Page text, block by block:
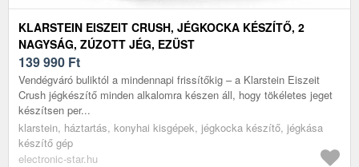
KLARSTEIN EISZEIT CRUSH, JÉGKOCKA KÉSZÍTŐ, 2
NAGYSÁG, ZÚZOTT JÉG, EZÜST
139 990 Ft
Vendégváró buliktól a mindennapi frissítőkig – a Klarstein Eiszeit
Crush jégkészítő minden alkalomra készen áll, hogy tökéletes jeget
készítsen per...
klarstein, háztartás, konyhai kisgépek, jégkocka készítő, jégkása
készítő gép
electronic-star.hu